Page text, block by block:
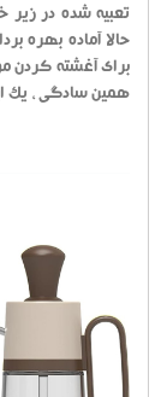
تعبیه شده در زیر
حالا آماده بهره
برای آغشته کردن
همین سادگی ، یک